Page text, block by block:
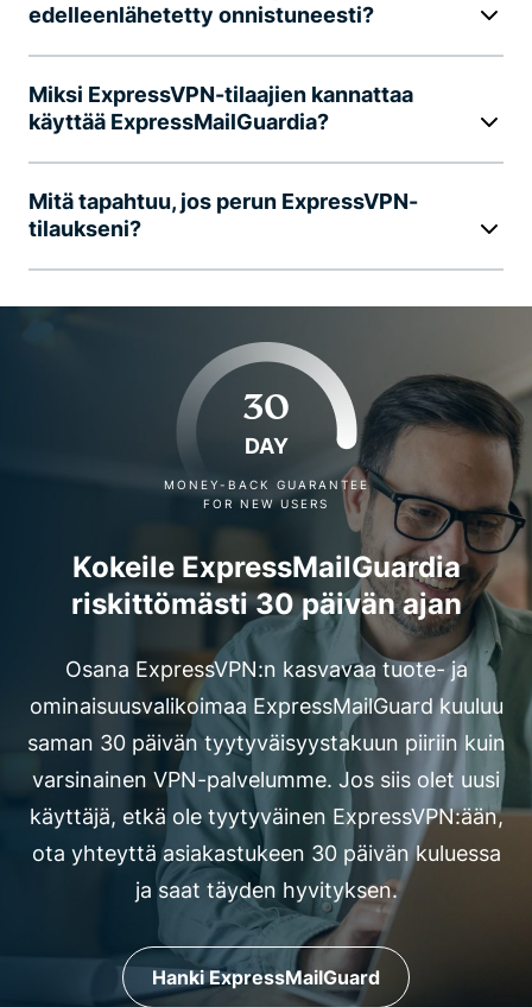
edelleenlähetetty onnistuneesti?
Miksi ExpressVPN-tilaajien kannattaa
käyttää ExpressMailGuardia?
Mitä tapahtuu, jos perun ExpressVPN-
tilaukseni?
30
DAY
MONEY-BACK GUARANTEE
FOR NEW USERS
Kokeile ExpressMailGuardia
riskittömästi 30 päivän ajan
Osana ExpressVPN:n kasvavaa tuote- ja
ominaisuusvalikoimaa ExpressMailGuard kuuluu
saman 30 päivän tyytyväisyystakuun piiriin kuin
varsinainen VPN-palvelumme. Jos siis olet uusi
käyttäjä, etkä ole tyytyväinen ExpressVPN:ään,
ota yhteyttä asiakastukeen 30 päivän kuluessa
ja saat täyden hyvityksen.
Hanki ExpressMailGuard